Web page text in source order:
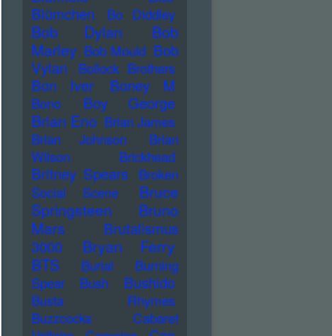
Blümchen Bo Diddley
Bob Dylan
Bob
Marley Bob Mould Bob
Vylan
Bollock Brothers
Bon Iver Boney M
Bono Boy George
Brian Eno Brian James
Brian Johnson
Brian
Wilson
Brickhead
Britney Spears
Broken
Social Scene
Bruce
Springsteen
Bruno
Mars
Brutalismus
3000
Bryan Ferry
BTS
Burial
Burning
Spear
Bush Bushido
Busta Rhymes
Buzzcocks
Cabaret